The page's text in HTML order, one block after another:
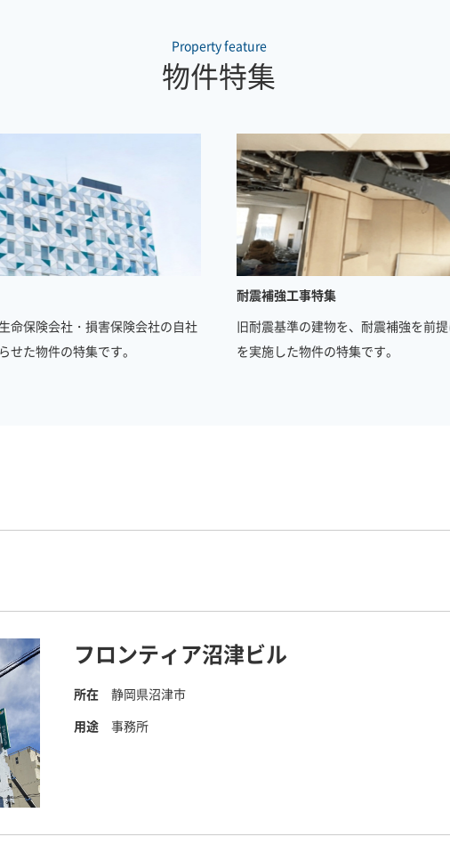
Property feature
物件特集
命保険会社・損害保険会社の自社
せた物件の特集です。
耐震補強工事特集
旧耐震基準の建物を、耐震補強を前
を実施した物件の特集です。
フロンティア沼津ビル
所在
静岡県沼津市
用途
事務所